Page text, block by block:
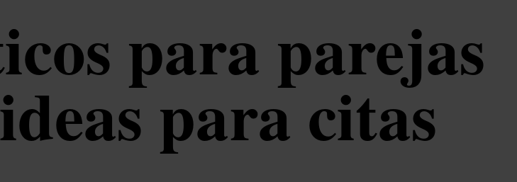
para parejas
para citas